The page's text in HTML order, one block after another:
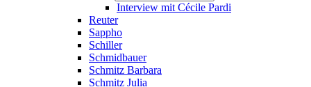
Interview mit Cécile Pardi
Reuter
Sappho
Schiller
Schmidbauer
Schmitz Barbara
Schmitz Julia